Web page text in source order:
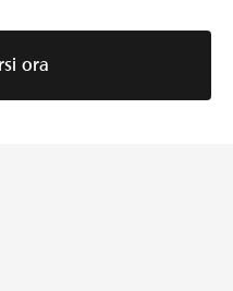
ora